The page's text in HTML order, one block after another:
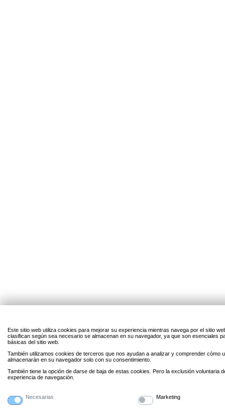
Este sitio web utiliza cookies para mejorar su experiencia mientras navega por el sitio
clasifican según sea necesario se almacenan en su navegador, ya que son esenciales
básicas del sitio web.
También utilizamos cookies de terceros que nos ayudan a analizar y comprender cómo
almacenarán en su navegador solo con su consentimiento.
También tiene la opción de darse de baja de estas cookies. Pero la exclusión voluntaria
experiencia de navegación.
Necesarias Marketing